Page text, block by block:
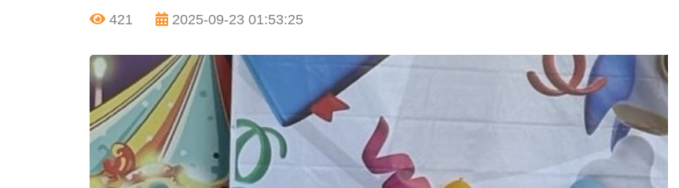
421 2025-09-23 01:53:25